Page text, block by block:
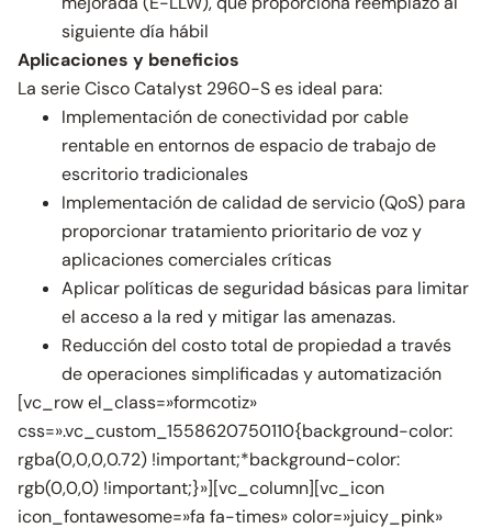
siguiente día hábil
Aplicaciones y beneficios
La serie Cisco Catalyst 2960-S es ideal para:
Implementación de conectividad por cable
rentable en entornos de espacio de trabajo de
escritorio tradicionales
Implementación de calidad de servicio (QoS) para
proporcionar tratamiento prioritario de voz y
aplicaciones comerciales críticas
Aplicar políticas de seguridad básicas para limitar
el acceso a la red y mitigar las amenazas.
Reducción del costo total de propiedad a través
de operaciones simplificadas y automatización
[vc_row el_class=»formcotiz»
css=».vc_custom_1558620750110{background-color:
rgba(0,0,0,0.72) !important;*background-color:
rgb(0,0,0) !important;}»][vc_column][vc_icon
icon_fontawesome=»fa fa-times» color=»juicy_pink»